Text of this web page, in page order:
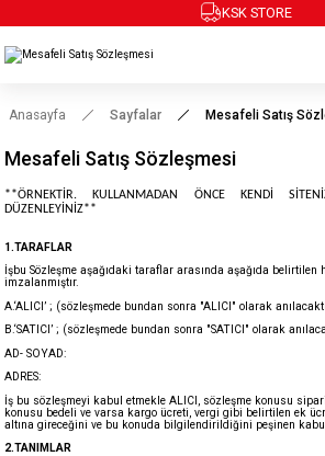
KSK STORE
Anasayfa Sayfalar Mesafeli Satış
Mesafeli Satış Sözleşmesi
**ÖRNEKTİR. KULLANMADAN ÖNCE KENDİ
DÜZENLEYİNİZ**
1.TARAFLAR
İşbu Sözleşme aşağıdaki taraflar arasında aşağıda belirtilen
imzalanmıştır.
A.‘ALICI’ ; (sözleşmede bundan sonra "ALICI" olarak
B.‘SATICI’ ; (sözleşmede bundan sonra "SATICI" olarak
AD- SOYAD:
ADRES:
İş bu sözleşmeyi kabul etmekle ALICI, sözleşme konusu
konusu bedeli ve varsa kargo ücreti, vergi gibi belirtilen ek
altına gireceğini ve bu konuda bilgilendirildiğini peşinen
2.TANIMLAR